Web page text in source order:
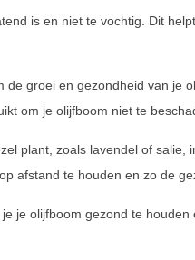
is en niet te vochtig. Dit
de groei en gezondheid van je
om je olijfboom niet te
plant, zoals lavendel of salie,
afstand te houden en zo de
je olijfboom gezond te